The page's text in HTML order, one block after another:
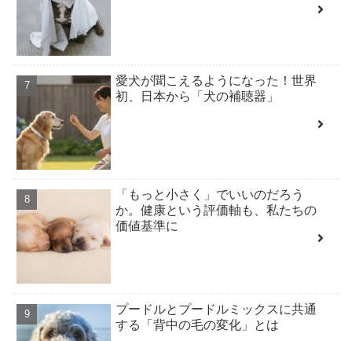
愛犬が聞こえるようになった！世界
初、日本から「犬の補聴器」
「もっと小さく」でいいのだろう
か。健康という評価軸も、私たちの
価値基準に
プードルとプードルミックスに共通
する「背中の毛の変化」とは